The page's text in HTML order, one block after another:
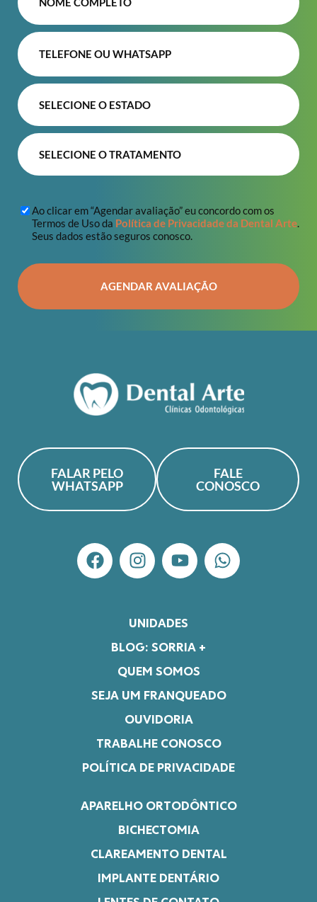
Ao clicar em “Agendar avaliação” eu concordo com os
Termos de Uso da Política de Privacidade da Dental Arte.
Seus dados estão seguros conosco.
AGENDAR AVALIAÇÃO
UNIDADES
BLOG: SORRIA +
QUEM SOMOS
SEJA UM FRANQUEADO
OUVIDORIA
TRABALHE CONOSCO
POLÍTICA DE PRIVACIDADE
APARELHO ORTODÔNTICO
BICHECTOMIA
CLAREAMENTO DENTAL
IMPLANTE DENTÁRIO
FALAR PELO
WHATSAPP
FALE
CONOSCO